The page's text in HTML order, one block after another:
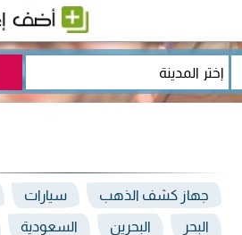
جهاز كشف الذهب سيارات
البحر البحرين السعودية